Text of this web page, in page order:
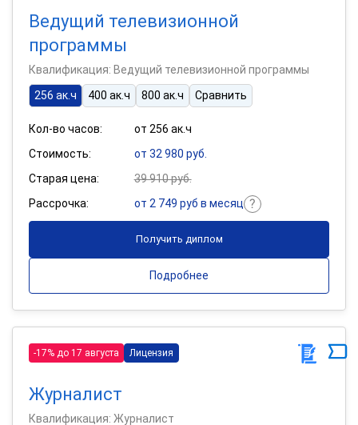
Ведущий телевизионной
программы
Квалификация: Ведущий телевизионной программы
256 ак.ч
400 ак.ч 800 ак.ч Сравнить
Кол-во часов:
от 256 ак.ч
Стоимость:
от 32 980 руб.
Старая цена:
39 910 руб.
Рассрочка:
от 2 749 руб в месяц
Получить диплом
Подробнее
-17% до 17 августа Лицензия
Журналист
Квалификация: Журналист